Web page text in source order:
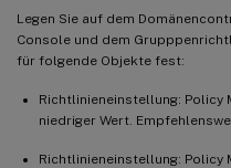
Legen Sie auf dem
Console und dem
für folgende Objekte fest:
Richtlinieneinstellung: Policy
niedriger Wert.
Richtlinieneinstellung: Policy